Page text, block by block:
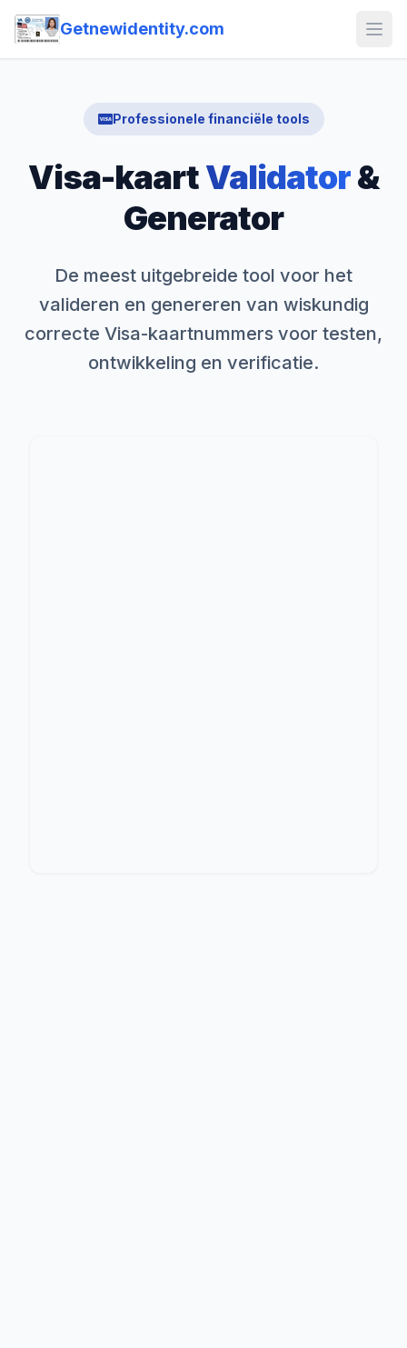
Getnewidentity.com
Professionele financiële tools
Visa-kaartValidator&
Generator
De meest uitgebreide tool voor het
valideren en genereren van wiskundig
correcte Visa-kaartnummers voor testen,
ontwikkeling en verificatie.